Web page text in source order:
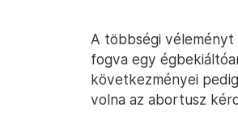
A többségi
fogva egy
következményei
volna az abortusz